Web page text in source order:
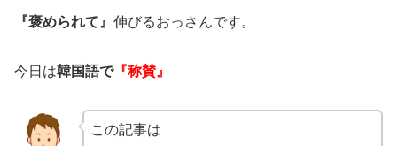
『褒められて』 伸びるおっさんです。
今日は韓国語で『称賛』
この記事は